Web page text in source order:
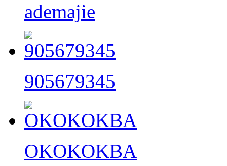
ademajie
905679345
OKOKOKBA